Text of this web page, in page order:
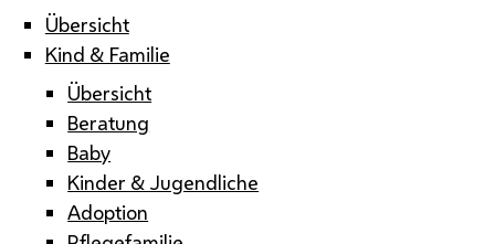
Übersicht
Kind & Familie
Übersicht
Beratung
Baby
Kinder & Jugendliche
Adoption